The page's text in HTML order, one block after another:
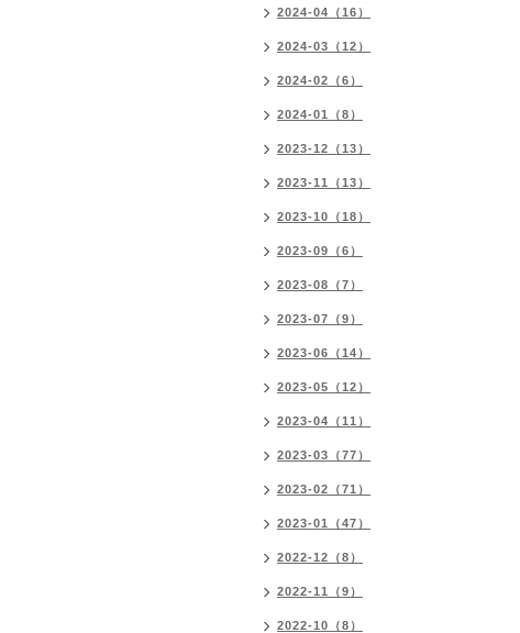
2024-04（16）
2024-03（12）
2024-02（6）
2024-01（8）
2023-12（13）
2023-11（13）
2023-10（18）
2023-09（6）
2023-08（7）
2023-07（9）
2023-06（14）
2023-05（12）
2023-04（11）
2023-03（77）
2023-02（71）
2023-01（47）
2022-12（8）
2022-11（9）
2022-10（8）